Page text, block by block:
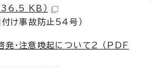
KB）
け事故防止54号）
発・注意喚起について2 （PDF